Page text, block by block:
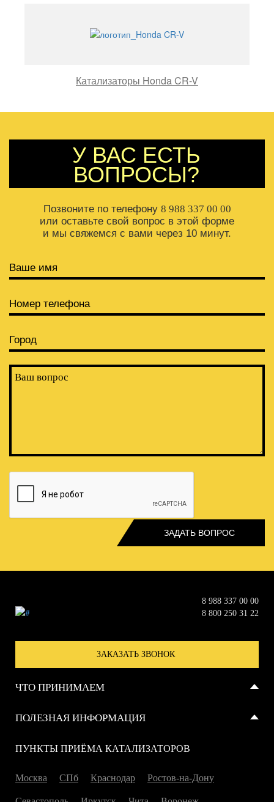
Катализаторы Honda CR-V
У ВАС ЕСТЬ
ВОПРОСЫ?
Позвоните по телефону 8 988 337 00 00
или оставьте свой вопрос в этой форме
и мы свяжемся с вами через 10 минут.
8 988 337 00 00
8 800 250 31 22
ЗАКАЗАТЬ ЗВОНОК
ЧТО ПРИНИМАЕМ
Металлические катализаторы
ПОЛЕЗНАЯ ИНФОРМАЦИЯ
Отзывы
ПУНКТЫ ПРИЁМА КАТАЛИЗАТОРОВ
Москва СПб Краснодар Ростов-на-Дону